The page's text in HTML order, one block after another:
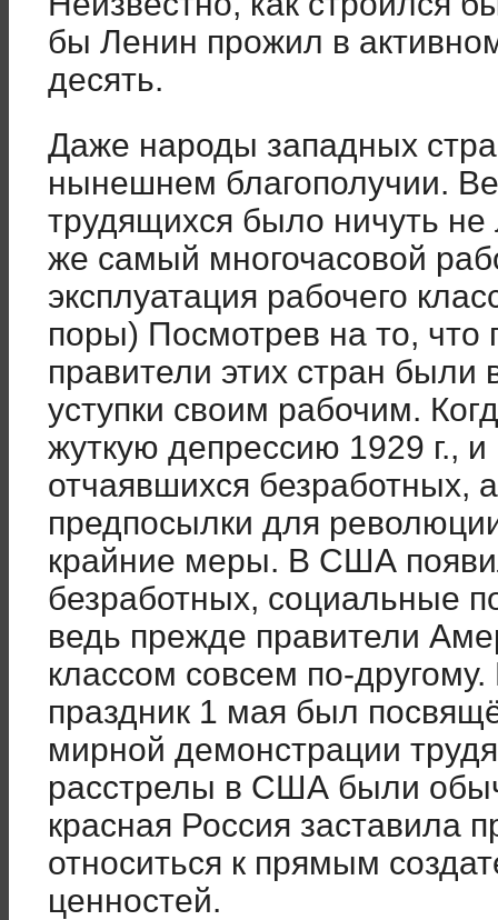
бы Ленин прожил в
десять.
Даже народы западных
нынешнем благополучии.
трудящихся было ничуть
же самый многочасовой
эксплуатация рабочего
поры) Посмотрев на то, что
правители этих стран
уступки своим рабочим.
жуткую депрессию 1929 г.,
отчаявшихся безработных,
предпосылки для
крайние меры. В США
безработных, социальные
ведь прежде правители
классом совсем по-
праздник 1 мая был
мирной демонстрации
расстрелы в США были
красная Россия заставила
относиться к прямым
ценностей.